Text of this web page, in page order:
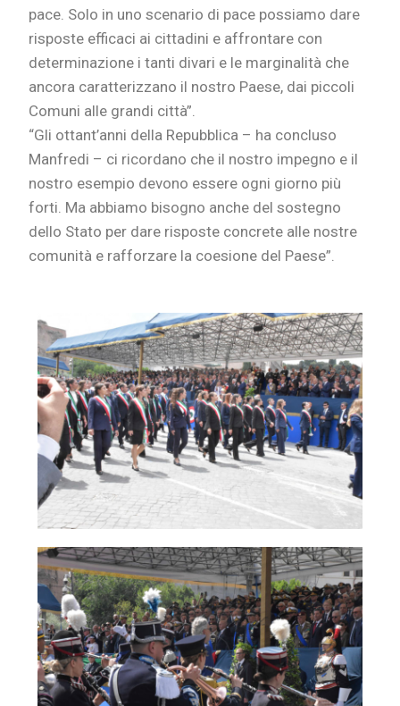
pace. Solo in uno scenario di pace possiamo dare
risposte efficaci ai cittadini e affrontare con
determinazione i tanti divari e le marginalità che
ancora caratterizzano il nostro Paese, dai piccoli
Comuni alle grandi città”.
“Gli ottant’anni della Repubblica – ha concluso
Manfredi – ci ricordano che il nostro impegno e il
nostro esempio devono essere ogni giorno più
forti. Ma abbiamo bisogno anche del sostegno
dello Stato per dare risposte concrete alle nostre
comunità e rafforzare la coesione del Paese”.